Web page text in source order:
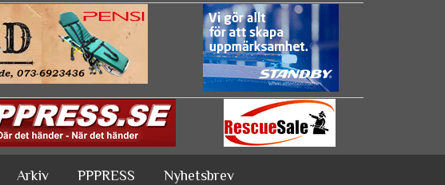
Arkiv PPPRESS Nyhetsbrev